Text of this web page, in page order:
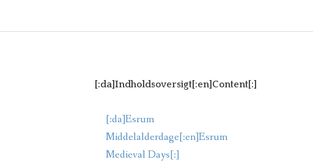
[:da]Indholdsoversigt[:en]Content[:]
[:da]Esrum
Middelalderdage[:en]Esrum
Medieval Days[:]